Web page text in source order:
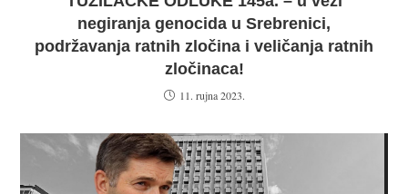
negiranja genocida u Srebrenici,
podržavanja ratnih zločina i veličanja ratnih
zločinaca!
11. rujna 2023.